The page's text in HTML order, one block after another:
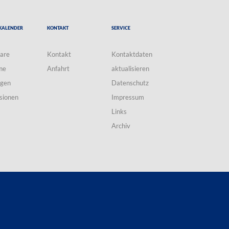
Kontakt
Kontakt
Anfahrt
Service
Kontaktdaten
aktualisieren
Datenschutz
Impressum
Links
Archiv